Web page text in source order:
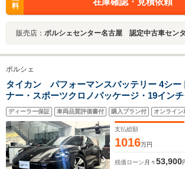
料
販売店： ポルシェセンター名古屋 認定中古車セン
ポルシェ
タイカン パフォーマンスバッテリー 4シ
ナー・スポーツクロノパッケージ・19イン
アロホイール・ブラッシュドアルミドアエン
ド・プライバシーガラス
ディーラー保証 車両品質評価書付 購入プラン付 オンライン
支払総額
1016万円
残価ローン 月々53,900